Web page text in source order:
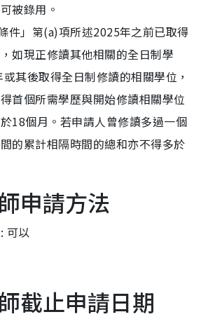
被錄用。
件」第(a)項所述2025年之前已取得
如現正修讀其他相關的全日制學
其後取得全日制修讀的相關學位，
首個所需學歷與開始修讀相關學位
18個月。若申請人曾修讀多過一個
的累計相隔時間的總和亦不得多於
申請方法
可以
截止申請日期